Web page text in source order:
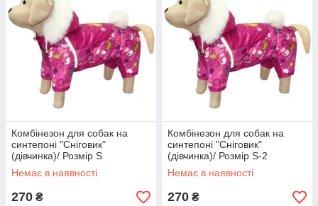
Комбінезон для собак на
синтепоні "Сніговик"
(дівчинка)/ Розмір S
Немає в наявності
270 ₴
Комбінезон для собак на
синтепоні "Сніговик"
(дівчинка)/ Розмір S-2
Немає в наявності
270 ₴